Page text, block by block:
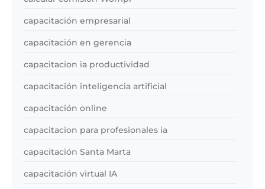
capacitación empresarial
capacitación en gerencia
capacitacion ia productividad
capacitación inteligencia artificial
capacitación online
capacitacion para profesionales ia
capacitación Santa Marta
capacitación virtual IA